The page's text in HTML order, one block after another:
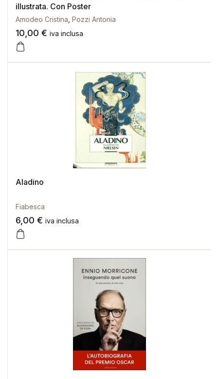
illustrata. Con Poster
Amodeo Cristina Pozzi Antonia
10,00 € iva inclusa
Aladino
Fiabesca
6,00 € iva inclusa